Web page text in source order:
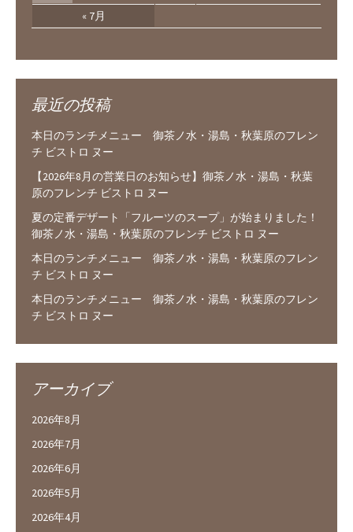
« 7月
最近の投稿
本日のランチメニュー 御茶ノ水・湯島・秋葉原のフレン
チ ビストロ ヌー
【2026年8月の営業日のお知らせ】御茶ノ水・湯島・秋葉
原のフレンチ ビストロ ヌー
夏の定番デザート「フルーツのスープ」が始まりました！
御茶ノ水・湯島・秋葉原のフレンチ ビストロ ヌー
本日のランチメニュー 御茶ノ水・湯島・秋葉原のフレン
チ ビストロ ヌー
本日のランチメニュー 御茶ノ水・湯島・秋葉原のフレン
チ ビストロ ヌー
アーカイブ
2026年8月
2026年7月
2026年6月
2026年5月
2026年4月